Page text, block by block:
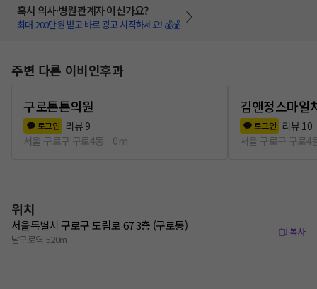
혹시 의사·병원관계자 이신가요?
최대 200만원 받고 바로 광고 시작하세요! 💰💰
주변 다른 이비인후과
구로튼튼의원
로그인 리뷰 9
서울 구로구 구로4동
0m
김앤정스마일
로그인 리뷰 10
서울 구로구 구로4
위치
서울특별시 구로구 도림로 67 3층 (구로동)
남구로역 520m
복사